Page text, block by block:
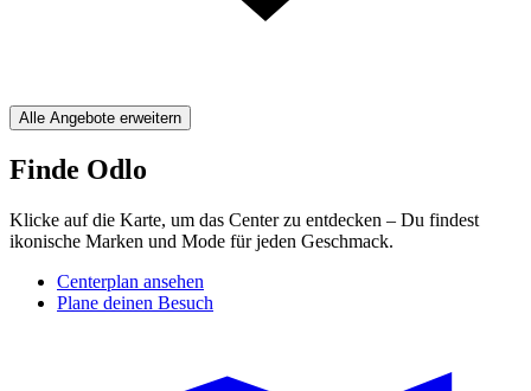
Alle Angebote erweitern
Finde Odlo
Klicke auf die Karte, um das Center zu entdecken – Du findest
ikonische Marken und Mode für jeden Geschmack.
Centerplan ansehen
Plane deinen Besuch